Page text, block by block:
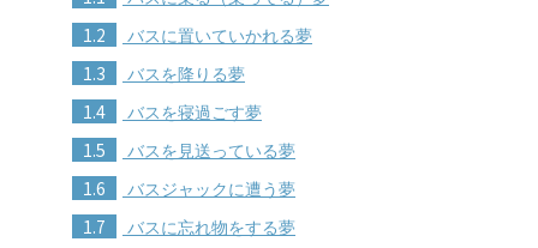
1.2 バスに置いていかれる夢
1.3 バスを降りる夢
1.4 バスを寝過ごす夢
1.5 バスを見送っている夢
1.6 バスジャックに遭う夢
1.7 バスに忘れ物をする夢